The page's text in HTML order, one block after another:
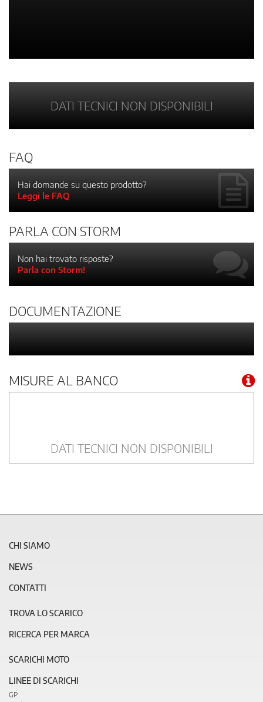
DATI TECNICI NON DISPONIBILI
FAQ
Hai domande su questo prodotto?
Leggi le FAQ
PARLA CON STORM
Non hai trovato risposte?
Parla con Storm!
DOCUMENTAZIONE
MISURE AL BANCO
DATI TECNICI NON DISPONIBILI
CHI SIAMO
NEWS
CONTATTI
TROVA LO SCARICO
RICERCA PER MARCA
SCARICHI MOTO
LINEE DI SCARICHI
GP